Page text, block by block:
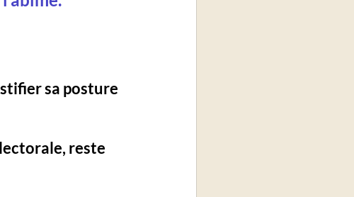
sa posture
reste